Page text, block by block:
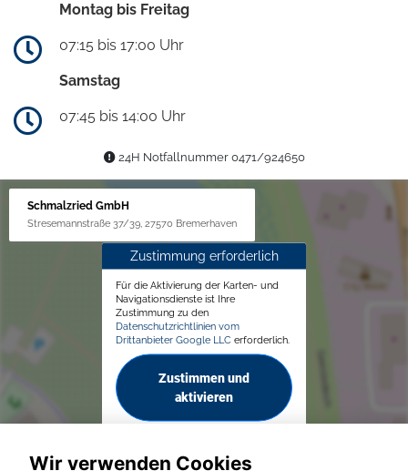
Montag bis Freitag
07:15 bis 17:00 Uhr
Samstag
07:45 bis 14:00 Uhr
24H Notfallnummer 0471/924650
Schmalzried GmbH
Stresemannstraße 37/39, 27570 Bremerhaven
Zustimmung erforderlich
Für die Aktivierung der Karten- und
Navigationsdienste ist Ihre
Zustimmung zu den
Datenschutzrichtlinien vom
Drittanbieter Google LLC erforderlich.
Zustimmen und
aktivieren
Wir verwenden Cookies